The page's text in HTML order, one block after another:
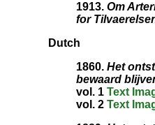
1913. Om
for
Dutch
1860.Het
bewaard
vol. 1Text
vol. 2Text